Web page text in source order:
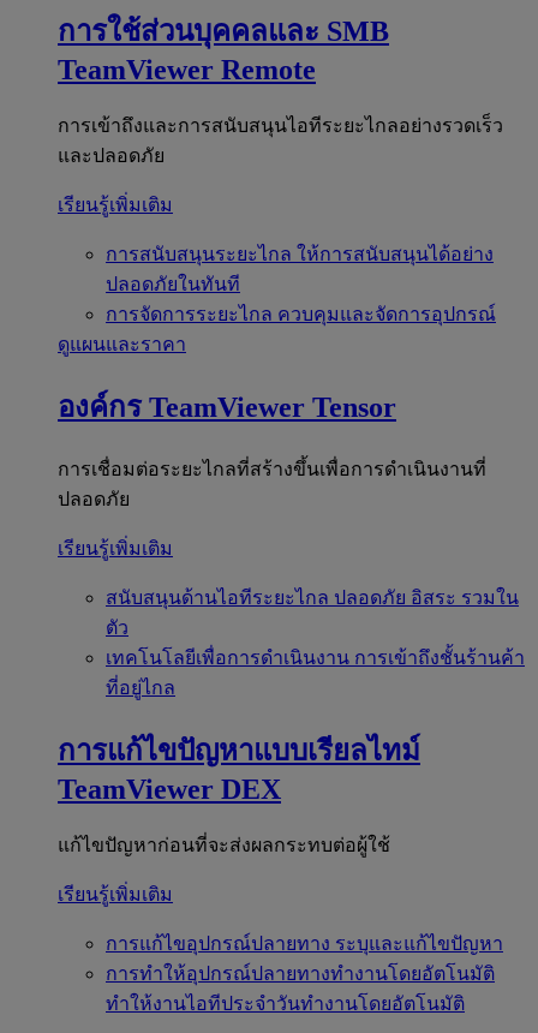
การใช้ส่วนบุคคลและ SMB
TeamViewer Remote
การเข้าถึงและการสนับสนุนไอทีระยะไกลอย่างรวดเร็ว
และปลอดภัย
เรียนรู้เพิ่มเติม
การสนับสนุนระยะไกล ให้การสนับสนุนได้อย่าง
ปลอดภัยในทันที
การจัดการระยะไกล ควบคุมและจัดการอุปกรณ์
ดูแผนและราคา
องค์กร TeamViewer Tensor
การเชื่อมต่อระยะไกลที่สร้างขึ้นเพื่อการดำเนินงานที่
ปลอดภัย
เรียนรู้เพิ่มเติม
สนับสนุนด้านไอทีระยะไกล ปลอดภัย อิสระ รวมใน
ตัว
เทคโนโลยีเพื่อการดำเนินงาน การเข้าถึงชั้นร้านค้า
ที่อยู่ไกล
การแก้ไขปัญหาแบบเรียลไทม์
TeamViewer DEX
แก้ไขปัญหาก่อนที่จะส่งผลกระทบต่อผู้ใช้
เรียนรู้เพิ่มเติม
การแก้ไขอุปกรณ์ปลายทาง ระบุและแก้ไขปัญหา
การทำให้อุปกรณ์ปลายทางทำงานโดยอัตโนมัติ
ทำให้งานไอทีประจำวันทำงานโดยอัตโนมัติ